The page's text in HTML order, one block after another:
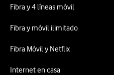
Fibra y 4 líneas móvil
Fibra y móvil ilimitado
Fibra Móvil y Netflix
Internet en casa